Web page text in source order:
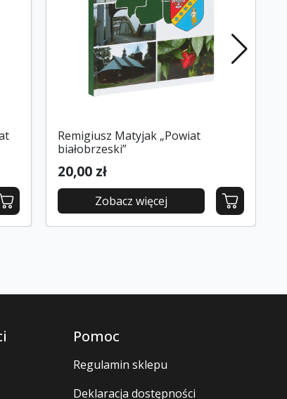
Remigiusz Matyjak „Powiat
białobrzeski”
20,00 zł
Zobacz więcej
Pomoc
Regulamin sklepu
Deklaracja dostępności